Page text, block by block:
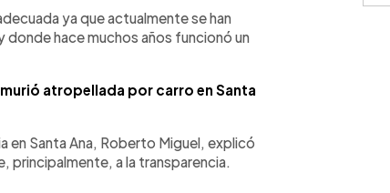
ya que actualmente se han
hace muchos años funcionó un
atropellada por carro en Santa
en Santa Ana, Roberto Miguel, explicó
principalmente, a la transparencia.